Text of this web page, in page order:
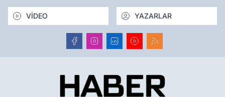
VİDEO YAZARLAR